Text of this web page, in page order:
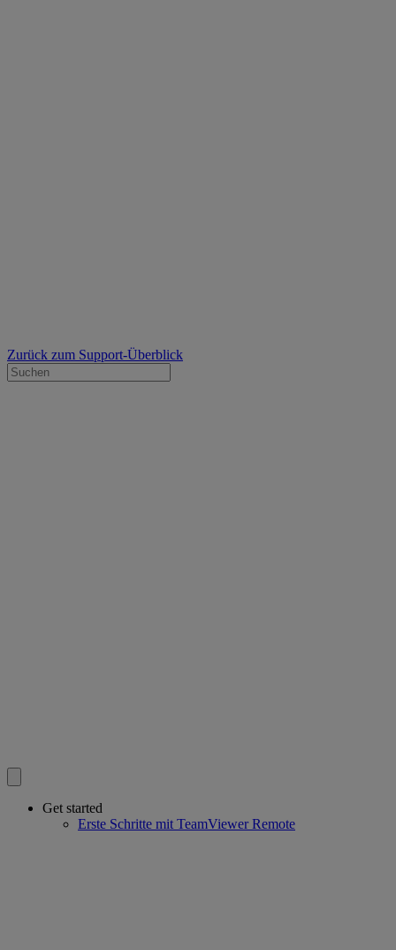
Zurück zum Support-Überblick
Get started
Erste Schritte mit TeamViewer Remote